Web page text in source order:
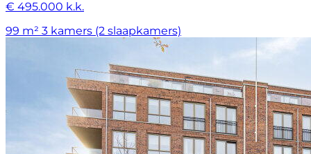
€ 495.000 k.k.
99 m² 3 kamers (2 slaapkamers)